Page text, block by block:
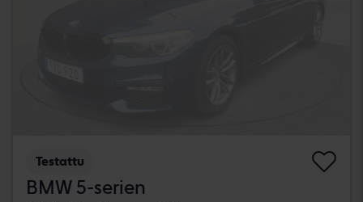
Testattu
BMW 5-serien